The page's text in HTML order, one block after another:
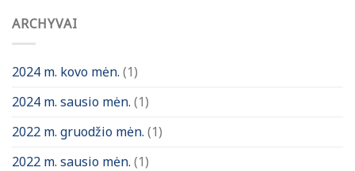
ARCHYVAI
2024 m. kovo mėn. (1)
2024 m. sausio mėn. (1)
2022 m. gruodžio mėn. (1)
2022 m. sausio mėn. (1)